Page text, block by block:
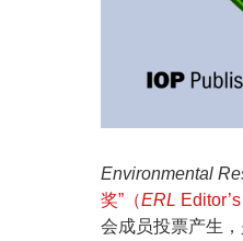
Environmental
奖”（ERL
会成员投票产生